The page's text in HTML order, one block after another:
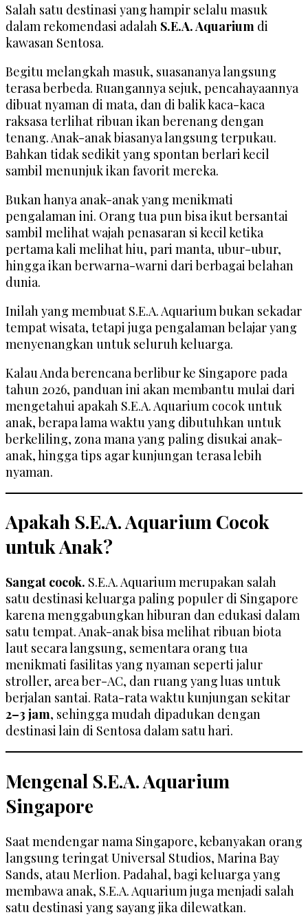
Salah satu destinasi yang hampir selalu masuk
dalam rekomendasi adalah S.E.A. Aquarium di
kawasan Sentosa.
Begitu melangkah masuk, suasananya langsung
terasa berbeda. Ruangannya sejuk, pencahayaannya
dibuat nyaman di mata, dan di balik kaca-kaca
raksasa terlihat ribuan ikan berenang dengan
tenang. Anak-anak biasanya langsung terpukau.
Bahkan tidak sedikit yang spontan berlari kecil
sambil menunjuk ikan favorit mereka.
Bukan hanya anak-anak yang menikmati
pengalaman ini. Orang tua pun bisa ikut bersantai
sambil melihat wajah penasaran si kecil ketika
pertama kali melihat hiu, pari manta, ubur-ubur,
hingga ikan berwarna-warni dari berbagai belahan
dunia.
Inilah yang membuat S.E.A. Aquarium bukan sekadar
tempat wisata, tetapi juga pengalaman belajar yang
menyenangkan untuk seluruh keluarga.
Kalau Anda berencana berlibur ke Singapore pada
tahun 2026, panduan ini akan membantu mulai dari
mengetahui apakah S.E.A. Aquarium cocok untuk
anak, berapa lama waktu yang dibutuhkan untuk
berkeliling, zona mana yang paling disukai anak-
anak, hingga tips agar kunjungan terasa lebih
nyaman.
Apakah S.E.A. Aquarium Cocok
untuk Anak?
Sangat cocok. S.E.A. Aquarium merupakan salah
satu destinasi keluarga paling populer di Singapore
karena menggabungkan hiburan dan edukasi dalam
satu tempat. Anak-anak bisa melihat ribuan biota
laut secara langsung, sementara orang tua
menikmati fasilitas yang nyaman seperti jalur
stroller, area ber-AC, dan ruang yang luas untuk
berjalan santai. Rata-rata waktu kunjungan sekitar
2–3 jam, sehingga mudah dipadukan dengan
destinasi lain di Sentosa dalam satu hari.
Mengenal S.E.A. Aquarium
Singapore
Saat mendengar nama Singapore, kebanyakan orang
langsung teringat Universal Studios, Marina Bay
Sands, atau Merlion. Padahal, bagi keluarga yang
membawa anak, S.E.A. Aquarium juga menjadi salah
satu destinasi yang sayang jika dilewatkan.